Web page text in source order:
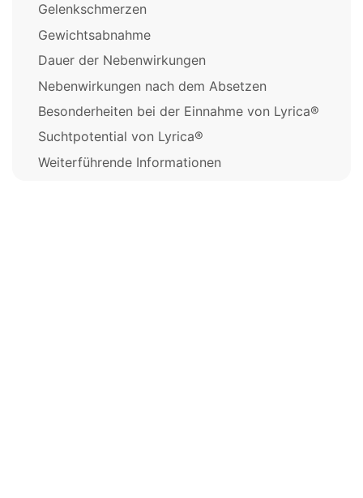
Gelenkschmerzen
Gewichtsabnahme
Dauer der Nebenwirkungen
Nebenwirkungen nach dem Absetzen
Besonderheiten bei der Einnahme von Lyrica®
Suchtpotential von Lyrica®
Weiterführende Informationen